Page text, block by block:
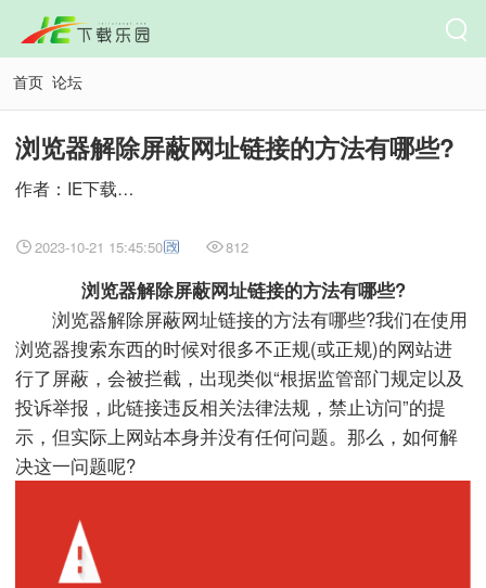
首页 论坛
浏览器解除屏蔽网址链接的方法有哪些?
作者：IE下载乐园
2023-10-21 15:45:50 812
浏览器解除屏蔽网址链接的方法有哪些?
浏览器解除屏蔽网址链接的方法有哪些?我们在使用
浏览器搜索东西的时候对很多不正规(或正规)的网站进
行了屏蔽，会被拦截，出现类似“根据监管部门规定以及
投诉举报，此链接违反相关法律法规，禁止访问”的提
示，但实际上网站本身并没有任何问题。那么，如何解
决这一问题呢?